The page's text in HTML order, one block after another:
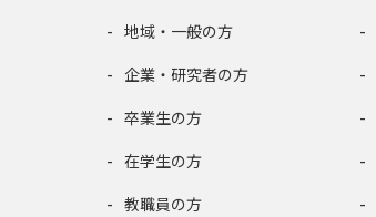
地域・一般の方
企業・研究者の方
卒業生の方
在学生の方
教職員の方